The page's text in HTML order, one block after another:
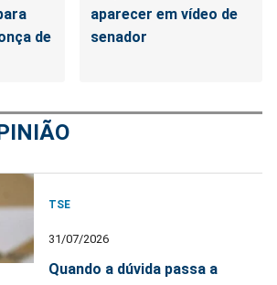
de
aparecer em vídeo de
senador
TSE
31/07/2026
Quando a dúvida passa a